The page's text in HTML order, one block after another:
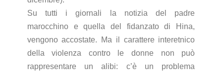
Su tutti i giornali la notizia del padre
marocchino e quella del fidanzato di Hina,
vengono accostate. Ma il carattere interetnico
della violenza contro le donne non può
rappresentare un alibi: c’è un problema